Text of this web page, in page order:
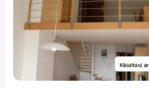
Kikiáltási ár